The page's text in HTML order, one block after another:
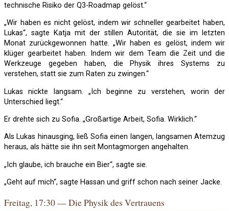
technische Risiko der Q3-Roadmap gelöst.“
„Wir haben es nicht gelöst, indem wir schneller gearbeitet haben,
Lukas“, sagte Katja mit der stillen Autorität, die sie im letzten
Monat zurückgewonnen hatte. „Wir haben es gelöst, indem wir
klüger gearbeitet haben. Indem wir dem Team die Zeit und die
Werkzeuge gegeben haben, die Physik ihres Systems zu
verstehen, statt sie zum Raten zu zwingen.“
Lukas nickte langsam. „Ich beginne zu verstehen, worin der
Unterschied liegt.“
Er drehte sich zu Sofia. „Großartige Arbeit, Sofia. Wirklich.“
Als Lukas hinausging, ließ Sofia einen langen, langsamen Atemzug
heraus, als hätte sie ihn seit Montagmorgen angehalten.
„Ich glaube, ich brauche ein Bier“, sagte sie.
„Geht auf mich“, sagte Hassan und griff schon nach seiner Jacke.
Freitag, 17:30 — Die Physik des Vertrauens